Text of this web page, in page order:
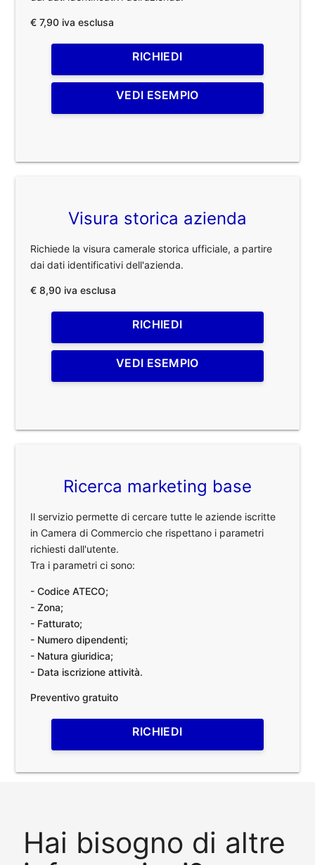
€ 7,90 iva esclusa
RICHIEDI
VEDI ESEMPIO
Visura storica azienda
Richiede la visura camerale storica ufficiale, a partire
dai dati identificativi dell'azienda.
€ 8,90 iva esclusa
RICHIEDI
VEDI ESEMPIO
Ricerca marketing base
Il servizio permette di cercare tutte le aziende iscritte
in Camera di Commercio che rispettano i parametri
richiesti dall'utente.
Tra i parametri ci sono:
- Codice ATECO;
- Zona;
- Fatturato;
- Numero dipendenti;
- Natura giuridica;
- Data iscrizione attività.
Preventivo gratuito
RICHIEDI
Hai bisogno di altre